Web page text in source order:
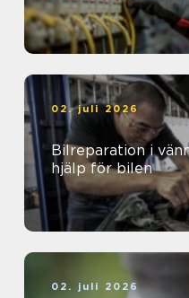
02. juli 2026
Bilreparation i vännäs så hittar
hjälp för bilen
02. juli 2026